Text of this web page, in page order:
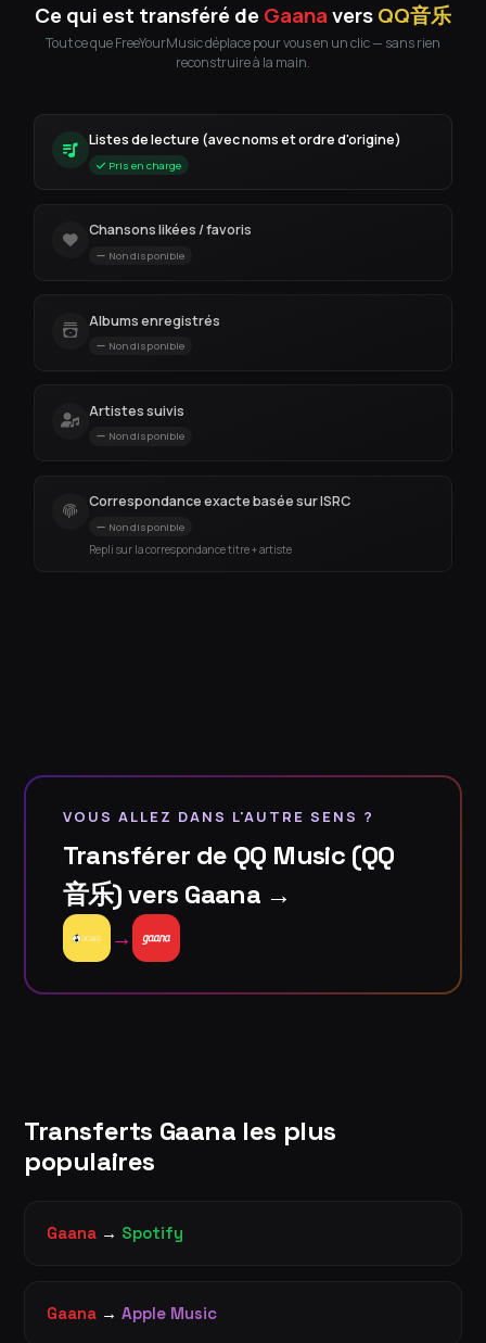
Ce qui est transféré de GaanaversQQ音乐
Tout ce que FreeYourMusic déplace pour vous en un clic — sans rien
reconstruire à la main.
Listes de lecture (avec noms et ordre d'origine)
Pris en charge
Chansons likées / favoris
Non disponible
Albums enregistrés
Non disponible
Artistes suivis
Non disponible
Correspondance exacte basée sur ISRC
Non disponible
Repli sur la correspondance titre + artiste
VOUS ALLEZ DANS L'AUTRE SENS ?
Transférer de QQ Music (QQ
音乐) vers Gaana →
→
Transferts Gaana les plus
populaires
Gaana → Spotify
Gaana → Apple Music